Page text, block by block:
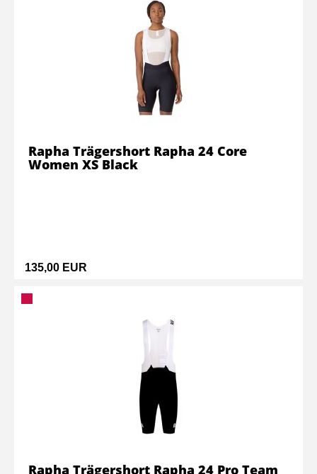
135,00 EUR
Rapha Trägershort Rapha 24 Core
Women XS Black
Rapha Trägershort Rapha 24 Pro Team